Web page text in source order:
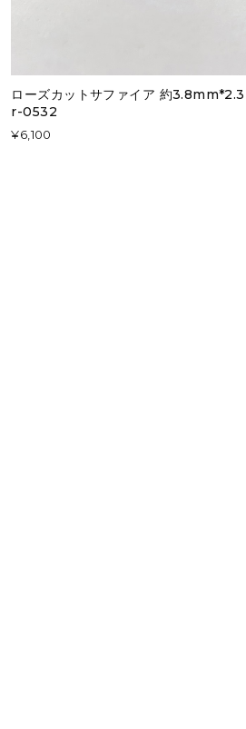
ローズカットサファイア 約
r-0532
¥6,100